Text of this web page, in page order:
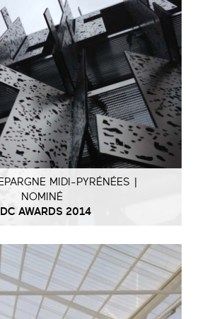
MIDI-PYRÉNÉES |
NOMINÉ
AWARDS 2014